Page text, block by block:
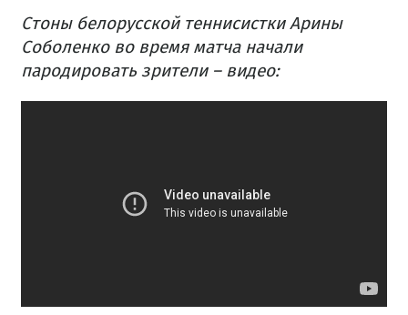
Стоны белорусской теннисистки Арины
Соболенко во время матча начали
пародировать зрители – видео: